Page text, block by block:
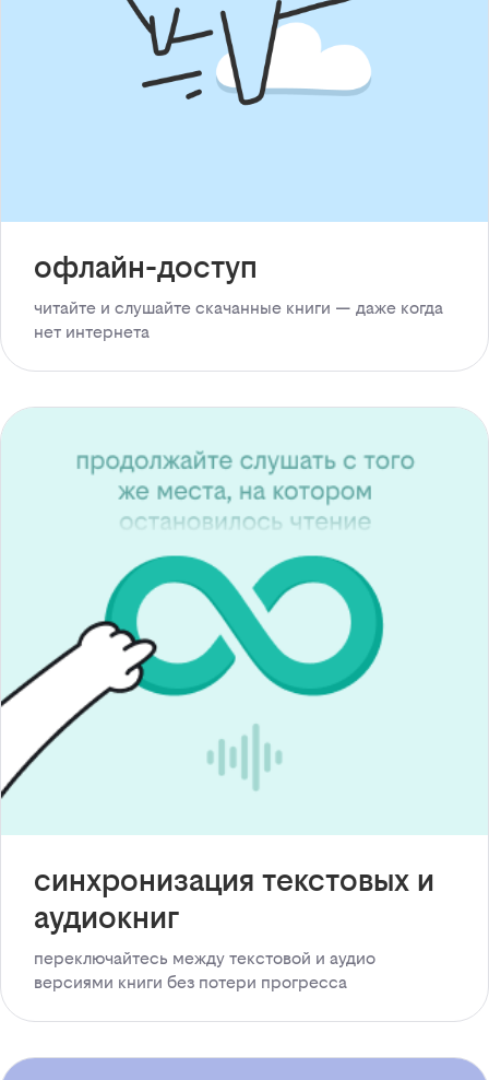
офлайн-доступ
читайте и слушайте скачанные книги — даже когда
нет интернета
синхронизация текстовых и
аудиокниг
переключайтесь между текстовой и аудио
версиями книги без потери прогресса